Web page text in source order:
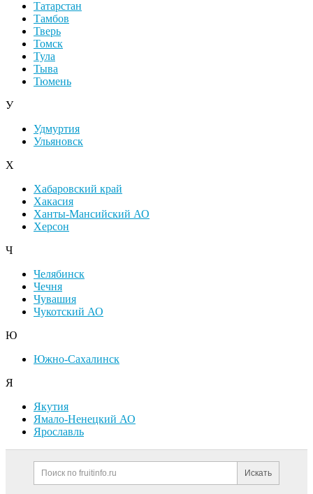
Татарстан
Тамбов
Тверь
Томск
Тула
Тыва
Тюмень
У
Удмуртия
Ульяновск
Х
Хабаровский край
Хакасия
Ханты-Мансийский АО
Херсон
Ч
Челябинск
Чечня
Чувашия
Чукотский АО
Ю
Южно-Сахалинск
Я
Якутия
Ямало-Ненецкий АО
Ярославль
Дополнительная информация
Поиск по сайту и
Искать